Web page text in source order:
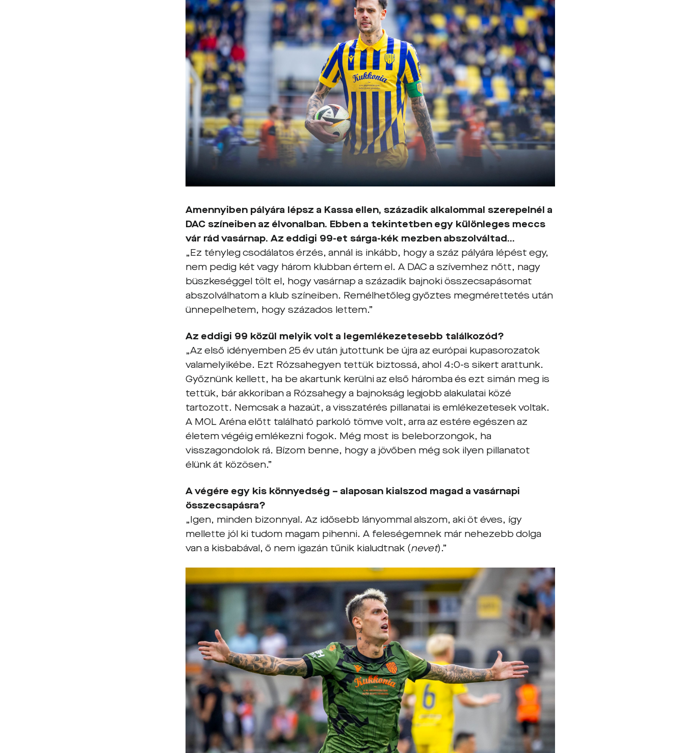
Amennyiben pályára lépsz a Kassa ellen, századik alkalommal szerepelnél a
DAC színeiben az élvonalban. Ebben a tekintetben egy különleges meccs
vár rád vasárnap. Az eddigi 99-et sárga-kék mezben abszolváltad…
„Ez tényleg csodálatos érzés, annál is inkább, hogy a száz pályára lépést egy,
nem pedig két vagy három klubban értem el. A DAC a szívemhez nőtt, nagy
büszkeséggel tölt el, hogy vasárnap a századik bajnoki összecsapásomat
abszolválhatom a klub színeiben. Remélhetőleg győztes megmérettetés után
ünnepelhetem, hogy százados lettem.”
Az eddigi 99 közül melyik volt a legemlékezetesebb találkozód?
„Az első idényemben 25 év után jutottunk be újra az európai kupasorozatok
valamelyikébe. Ezt Rózsahegyen tettük biztossá, ahol 4:0-s sikert arattunk.
Győznünk kellett, ha be akartunk kerülni az első háromba és ezt simán meg is
tettük, bár akkoriban a Rózsahegy a bajnokság legjobb alakulatai közé
tartozott. Nemcsak a hazaút, a visszatérés pillanatai is emlékezetesek voltak.
A MOL Aréna előtt található parkoló tömve volt, arra az estére egészen az
életem végéig emlékezni fogok. Még most is beleborzongok, ha
visszagondolok rá. Bízom benne, hogy a jövőben még sok ilyen pillanatot
élünk át közösen.”
A végére egy kis könnyedség – alaposan kialszod magad a vasárnapi
összecsapásra?
„Igen, minden bizonnyal. Az idősebb lányommal alszom, aki öt éves, így
mellette jól ki tudom magam pihenni. A feleségemnek már nehezebb dolga
van a kisbabával, ő nem igazán tűnik kialudtnak (nevet).”